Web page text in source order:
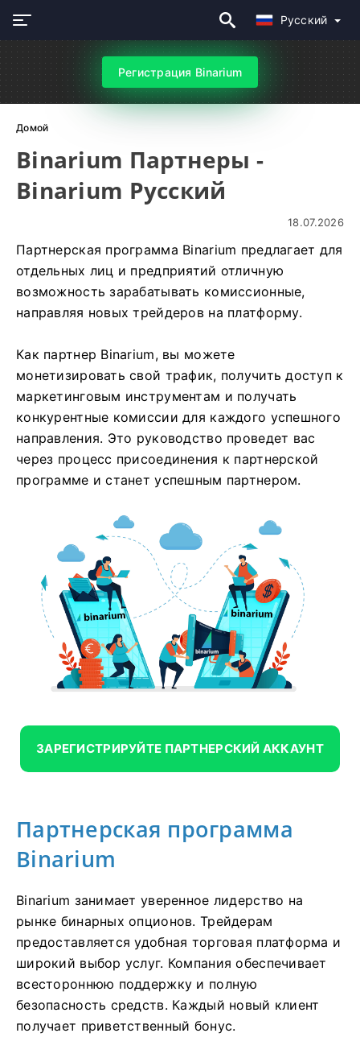
Русский
Регистрация Binarium
Домой
Binarium Партнеры -
Binarium Русский
18.07.2026
Партнерская программа Binarium предлагает для
отдельных лиц и предприятий отличную
возможность зарабатывать комиссионные,
направляя новых трейдеров на платформу.
Как партнер Binarium, вы можете
монетизировать свой трафик, получить доступ к
маркетинговым инструментам и получать
конкурентные комиссии для каждого успешного
направления. Это руководство проведет вас
через процесс присоединения к партнерской
программе и станет успешным партнером.
ЗАРЕГИСТРИРУЙТЕ ПАРТНЕРСКИЙ АККАУНТ
Партнерская программа
Binarium
Binarium занимает уверенное лидерство на
рынке бинарных опционов. Трейдерам
предоставляется удобная торговая платформа и
широкий выбор услуг. Компания обеспечивает
всестороннюю поддержку и полную
безопасность средств. Каждый новый клиент
получает приветственный бонус.